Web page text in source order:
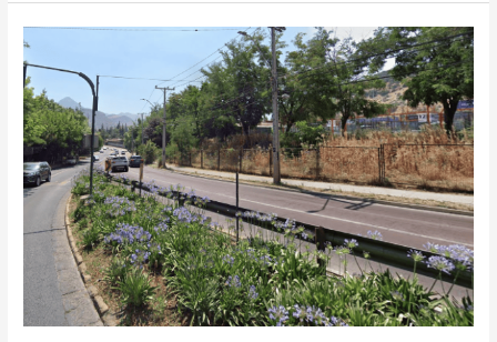
Cencosud
impulsa
nuevo
proyecto
en
La
Dehesa:
considera
centro
comercial
edificios
de